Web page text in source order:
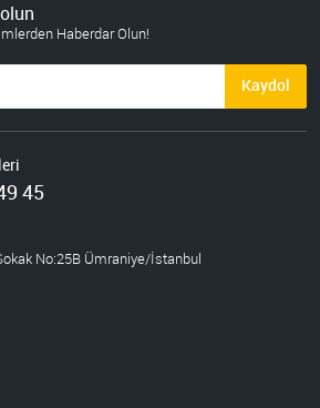
Haberdar Olun!
Kaydol
45
No:25B Ümraniye/İstanbul